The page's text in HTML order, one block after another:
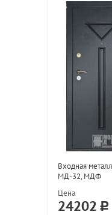
Входная
МД-32, МДФ
Цена
24202